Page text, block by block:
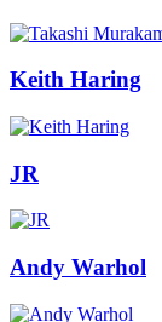
Keith Haring
JR
Andy Warhol